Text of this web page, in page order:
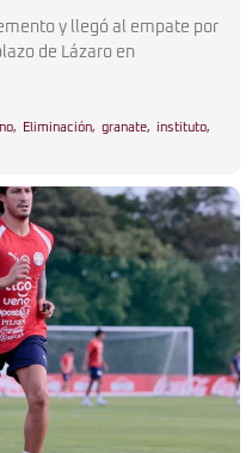
y llegó al empate por
de Lázaro en
, Eliminación, granate, instituto,